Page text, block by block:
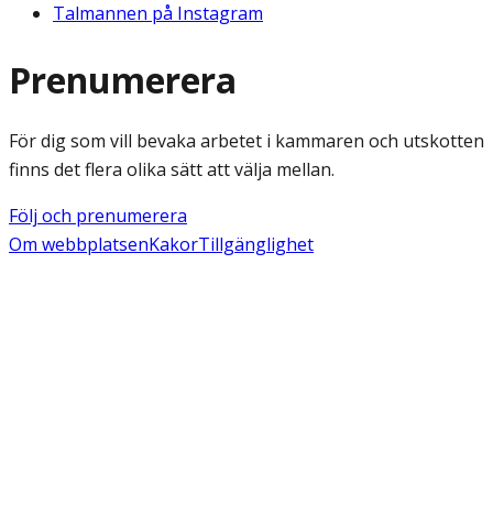
Talmannen på Instagram
Prenumerera
För dig som vill bevaka arbetet i kammaren och utskotten
finns det flera olika sätt att välja mellan.
Följ och prenumerera
Om webbplatsenKakorTillgänglighet